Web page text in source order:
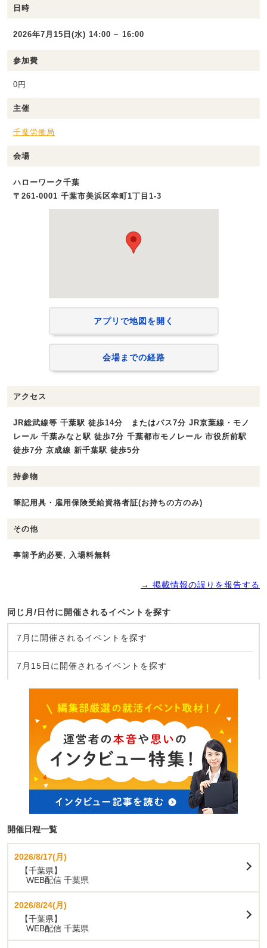
日時
2026年7月15日(水) 14:00 ~ 16:00
参加費
0円
主催
千葉労働局
会場
ハローワーク千葉
〒261-0001 千葉市美浜区幸町1丁目1‐3
アプリで地図を開く
会場までの経路
アクセス
JR総武線等 千葉駅 徒歩14分 またはバス7分 JR京葉線・モノ
レール 千葉みなと駅 徒歩7分 千葉都市モノレール 市役所前駅
徒歩7分 京成線 新千葉駅 徒歩5分
持参物
筆記用具・雇用保険受給資格者証(お持ちの方のみ)
その他
事前予約必要, 入場料無料
→ 掲載情報の誤りを報告する
同じ月/日付に開催されるイベントを探す
7月に開催されるイベントを探す
7月15日に開催されるイベントを探す
開催日程一覧
2026/8/17(月)
【千葉県】
WEB配信 千葉県
2026/8/24(月)
【千葉県】
WEB配信 千葉県